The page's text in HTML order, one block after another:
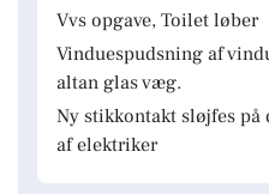
Vvs opgave, Toilet løber
Vinduespudsning af
altan glas væg.
Ny stikkontakt sløjfes på
af elektriker